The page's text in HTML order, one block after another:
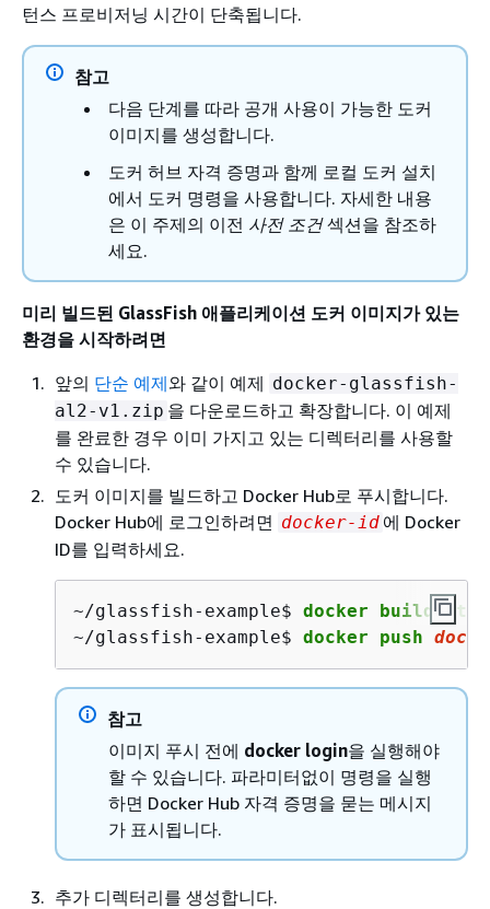
턴스 프로비저닝 시간이 단축됩니다.
참고
다음 단계를 따라 공개 사용이 가능한 도커
이미지를 생성합니다.
도커 허브 자격 증명과 함께 로컬 도커 설치
에서 도커 명령을 사용합니다. 자세한 내용
은 이 주제의 이전 사전 조건섹션을 참조하
세요.
미리 빌드된 GlassFish 애플리케이션 도커 이미지가 있는
환경을 시작하려면
앞의 단순 예제와 같이 예제 docker-glassfish-
al2-v1.zip 을 다운로드하고 확장합니다. 이 예제
를 완료한 경우 이미 가지고 있는 디렉터리를 사용할
수 있습니다.
도커 이미지를 빌드하고 Docker Hub로 푸시합니다.
Docker Hub에 로그인하려면 docker-id 에 Docker
ID를 입력하세요.
~/glassfish-example$ docker build -t
~/glassfish-example$ docker push
참고
이미지 푸시 전에 docker login을 실행해야
할 수 있습니다. 파라미터없이 명령을 실행
하면 Docker Hub 자격 증명을 묻는 메시지
가 표시됩니다.
추가 디렉터리를 생성합니다.